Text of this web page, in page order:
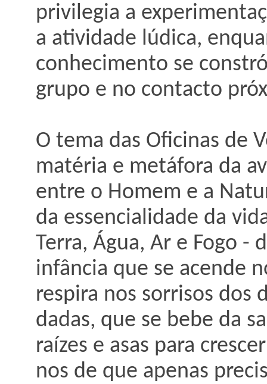
privilegia a
a atividade lúdica,
conhecimento se
grupo e no contacto
O tema das Oficinas de
matéria e metáfora da
entre o Homem e a
da essencialidade da
Terra, Água, Ar e Fogo -
infância que se acende
respira nos sorrisos dos
dadas, que se bebe da
raízes e asas para
nos de que apenas